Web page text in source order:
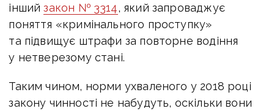
іншийзакон № 3314, який запроваджує
поняття «кримінального проступку»
та підвищує штрафи за повторне водіння
у нетверезому стані.
Таким чином, норми ухваленого у 2018 році
закону чинності не набудуть, оскільки вони